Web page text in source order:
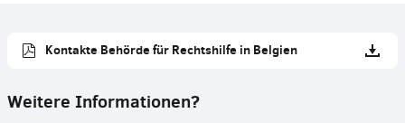
Kontakte Behörde für Rechtshilfe in Belgien
Weitere Informationen?